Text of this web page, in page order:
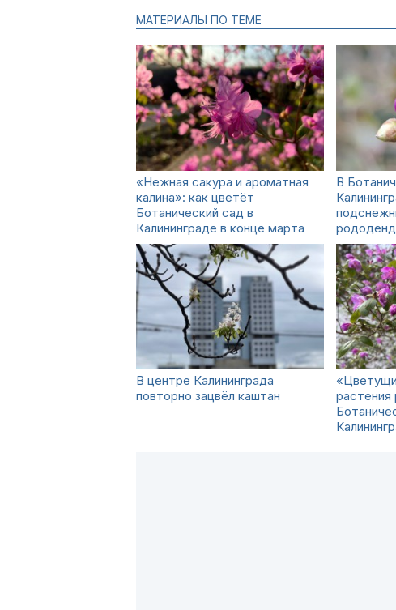
МАТЕРИАЛЫ ПО ТЕМЕ
«Нежная сакура и ароматная
калина»: как цветёт
Ботанический сад в
Калининграде в конце марта
В
В центре Калининграда
повторно зацвёл каштан
растения